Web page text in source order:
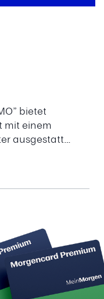
bietet
mit einem
ausgestatt…